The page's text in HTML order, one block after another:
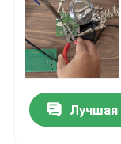
Дом Лучшая